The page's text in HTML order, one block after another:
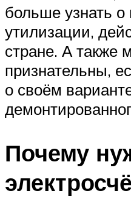
больше узнать
утилизации,
стране. А также
признательны,
о своём
Почему